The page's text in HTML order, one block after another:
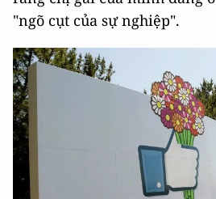
"ngõ cụt của sự nghiệp".